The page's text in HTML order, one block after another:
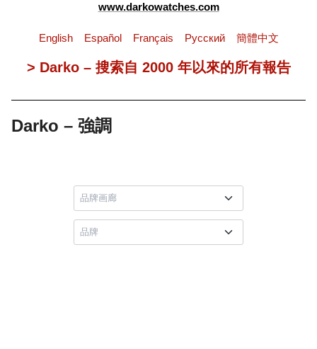
www.darkowatches.com
English Español Français Pусский 簡體中文
> Darko – 搜索自 2000 年以來的所有報告
Darko – 強調